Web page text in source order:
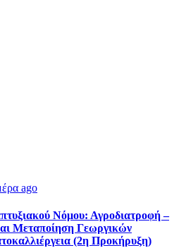
ago
Νόμου: Αγροδιατροφή –
Μεταποίηση Γεωργικών
(2η Προκήρυξη)